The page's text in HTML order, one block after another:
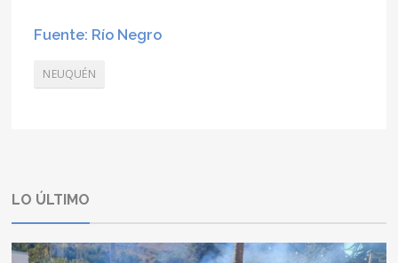
Fuente: Río Negro
NEUQUÉN
LO ÚLTIMO